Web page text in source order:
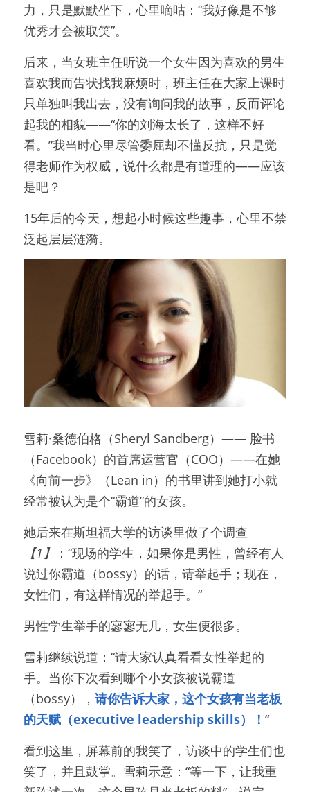
力，只是默默坐下，心里嘀咕：“我好像是不够
优秀才会被取笑”。
后来，当女班主任听说一个女生因为喜欢的男生
喜欢我而告状找我麻烦时，班主任在大家上课时
只单独叫我出去，没有询问我的故事，反而评论
起我的相貌——“你的刘海太长了，这样不好
看。”我当时心里尽管委屈却不懂反抗，只是觉
得老师作为权威，说什么都是有道理的——应该
是吧？
15年后的今天，想起小时候这些趣事，心里不禁
泛起层层涟漪。
雪莉·桑德伯格（Sheryl Sandberg）—— 脸书
（Facebook）的首席运营官（COO）——在她
《向前一步》（Lean in）的书里讲到她打小就
经常被认为是个“霸道”的女孩。
她后来在斯坦福大学的访谈里做了个调查
【1】
：“现场的学生，如果你是男性，曾经有人
说过你霸道（bossy）的话，请举起手；现在，
女性们，有这样情况的举起手。“
男性学生举手的寥寥无几，女生便很多。
雪莉继续说道：“请大家认真看看女性举起的
手。当你下次看到哪个小女孩被说霸道
（bossy）， 请你告诉大家，这个女孩有当老板
的天赋（executive leadership skills）！ “
看到这里，屏幕前的我笑了，访谈中的学生们也
笑了，并且鼓掌。雪莉示意：“等一下，让我重